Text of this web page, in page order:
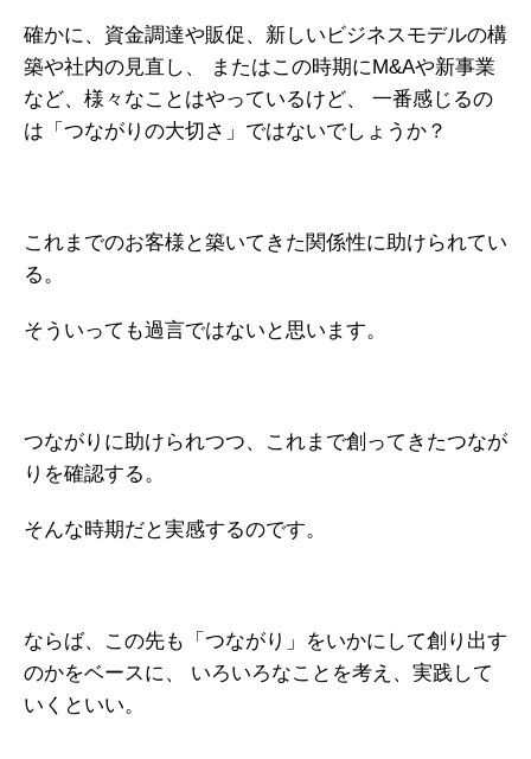
確かに、資金調達や販促、新しいビジネスモデルの構
築や社内の見直し、
またはこの時期にM&Aや新事業
など、様々なことはやっているけど、
一番感じるの
は「つながりの大切さ」ではないでしょうか？
これまでのお客様と築いてきた関係性に助けられてい
る。
そういっても過言ではないと思います。
つながりに助けられつつ、これまで創ってきたつなが
りを確認する。
そんな時期だと実感するのです。
ならば、この先も「つながり」をいかにして創り出す
のかをベースに、
いろいろなことを考え、実践して
いくといい。